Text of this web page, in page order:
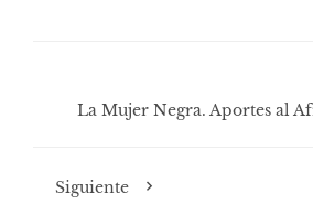
La Mujer Negra. Aportes al
Siguiente